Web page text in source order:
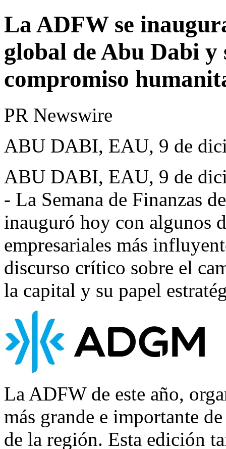
La ADFW se
global de Abu Dabi
compromiso
PR Newswire
ABU DABI, EAU, 9 de
ABU DABI, EAU, 9 de
- La Semana de Finanzas
inauguró hoy con algunos
empresariales más
discurso crítico sobre el
la capital y su papel
La ADFW de este año,
más grande e importante
de la región. Esta edición